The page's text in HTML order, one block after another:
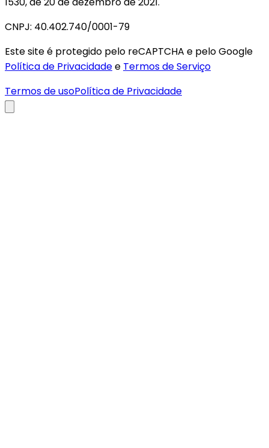
CNPJ: 40.402.740/0001-79
Este site é protegido pelo reCAPTCHA e pelo Google
Política de Privacidadee Termos de Serviço
Termos de usoPolítica de Privacidade